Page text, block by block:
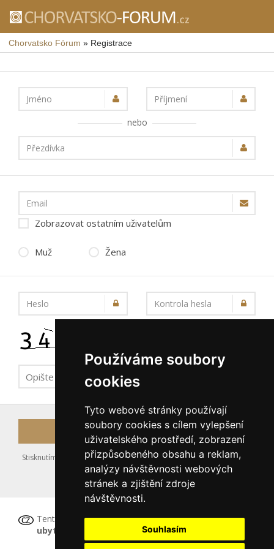
Používáme soubory
cookies
Tyto webové stránky používají
soubory cookies s cílem vylepšení
uživatelského prostředí, zobrazení
přizpůsobeného obsahu a reklam,
analýzy návštěvnosti webových
stránek a zjištění zdroje
návštěvnosti.
Souhlasím
Chorvatsko Fórum » Registrace
Jméno
Příjmení
nebo
Přezdívka
Email
Zobrazovat ostatním uživatelům
Muž Žena
Heslo Kontrola hesla
Registrovat
Stisknutím tlačítka Registrovat souhlasíte s uložením výše zadaných
údajů do databáze serveru, viz podmínky
nakládání s osobními údaji.
Tento formulářnení určen pro registraci
ubytovacího zařízení
, tu proveďte prosím